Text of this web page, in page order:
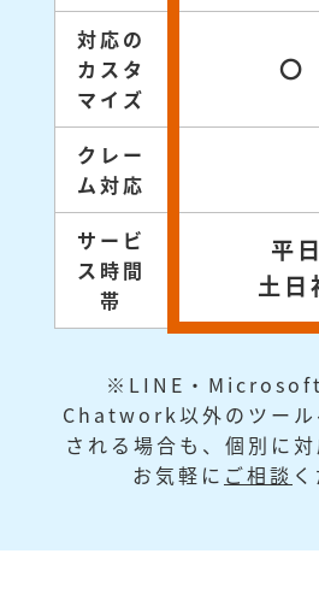
対応の
カスタ
マイズ
〇
クレー
ム対応
サービ
ス時間
帯
平
土
※LINE・Microsoft
Chatwork以外のツール
される場合も、個別に対
お気軽に ご相談